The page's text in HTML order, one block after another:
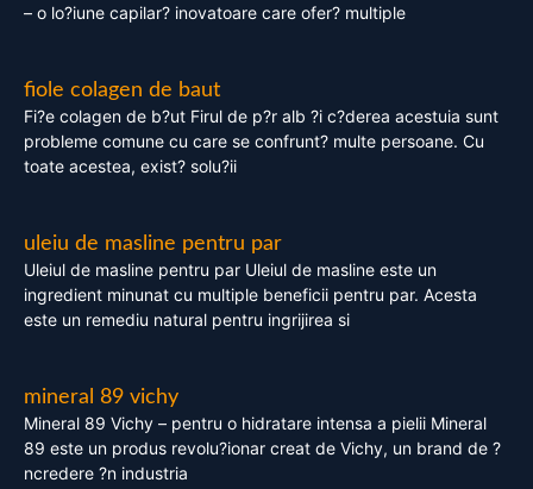
– o lo?iune capilar? inovatoare care ofer? multiple
fiole colagen de baut
Fi?e colagen de b?ut Firul de p?r alb ?i c?derea acestuia sunt
probleme comune cu care se confrunt? multe persoane. Cu
toate acestea, exist? solu?ii
uleiu de masline pentru par
Uleiul de masline pentru par Uleiul de masline este un
ingredient minunat cu multiple beneficii pentru par. Acesta
este un remediu natural pentru ingrijirea si
mineral 89 vichy
Mineral 89 Vichy – pentru o hidratare intensa a pielii Mineral
89 este un produs revolu?ionar creat de Vichy, un brand de ?
ncredere ?n industria